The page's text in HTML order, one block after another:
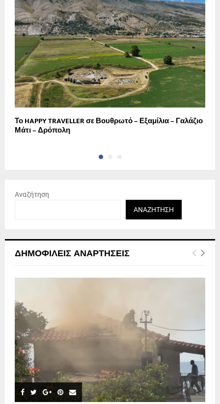
Το HAPPY TRAVELLER σε Βουθρωτό – Εξαμίλια – Γαλάζιο
Μάτι – Δρόπολη
Αναζήτηση
ΑΝΑΖΉΤΗΣΗ
ΔΗΜΟΦΙΛΕΊΣ ΑΝΑΡΤΉΣΕΙΣ